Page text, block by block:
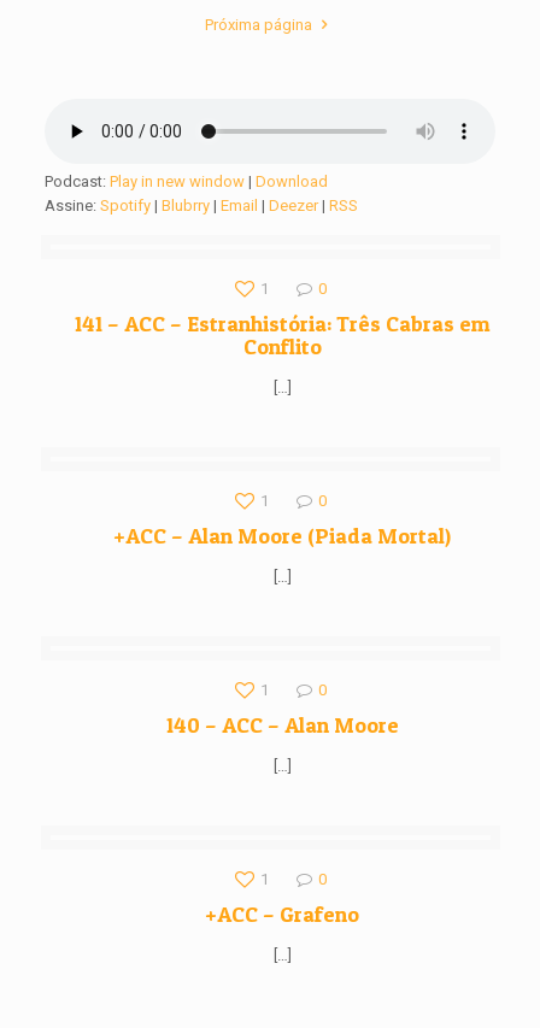
Próxima página
Podcast:Play in new window |Download
Assine:Spotify |Blubrry |Email |Deezer|RSS
1 0
141 – ACC – Estranhistória: Três Cabras em
Conflito
[…]
1 0
+ACC – Alan Moore (Piada Mortal)
[…]
1 0
140 – ACC – Alan Moore
[…]
1 0
+ACC – Grafeno
[…]